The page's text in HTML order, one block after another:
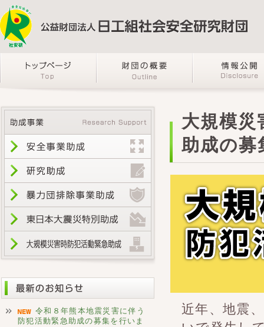
大規模災
助成の募
近年、地震
令和８年熊本地震災害に伴う
防犯活動緊急助成の募集を行いま